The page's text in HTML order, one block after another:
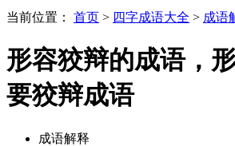
当前位置： 首页 > 四字成语大全 > 成语
形容狡辩的成语，
要狡辩成语
成语解释